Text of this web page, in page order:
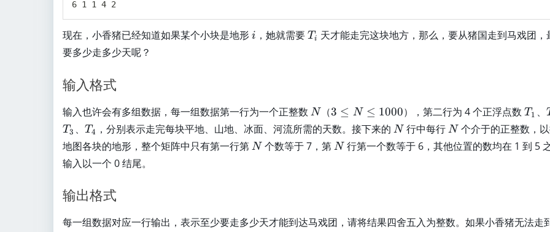
现在，小香猪已经知道如果某个小块是地形i
i ，她就需要T
Ti 天才能走完这块地方，那么，要从猪国走到马戏团，
要多少走多少天呢？
输入格式
输入也许会有多组数据，每一组数据第一行为一个正整数 N
N （3
\
le
q
1
3 ≤ N ≤ 1000），第二行为 4 个正浮点数T
_
1
T1 、
T3 、 T
_
4
T4 ，分别表示走完每块平地、山地、冰面、河流所需的天数。接下来的N
N 行中每行N
N 个介于的正整数，
地图各块的地形，整个矩阵中只有第一行第 N
N 个数等于 7，第N
N 行第一个数等于 6，其他位置的数均在 1 到 5 之
输入以一个 0 结尾。
输出格式
每一组数据对应一行输出，表示至少要走多少天才能到达马戏团，请将结果四舍五入为整数。如果小香猪无法走